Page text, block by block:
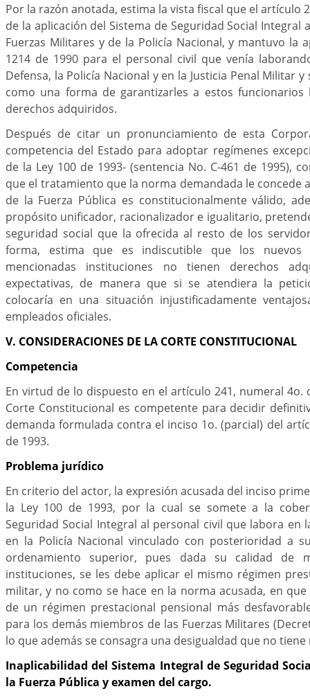
Por la razón anotada, estima la vista fiscal que el artículo
de la aplicación del Sistema de Seguridad Social Integral
Fuerzas Militares y de la Policía Nacional, y mantuvo la
1214 de 1990 para el personal civil que venía
Defensa, la Policía Nacional y en la Justicia Penal Militar
como una forma de garantizarles a estos
derechos adquiridos.
Después de citar un pronunciamiento de esta
competencia del Estado para adoptar regímenes
de la Ley 100 de 1993- (sentencia No. C-461 de 1995),
que el tratamiento que la norma demandada le concede
de la Fuerza Pública es constitucionalmente válido,
propósito unificador, racionalizador e igualitario,
seguridad social que la ofrecida al resto de los
forma, estima que es indiscutible que los nuevos
mencionadas instituciones no tienen derechos
expectativas, de manera que si se atendiera la
colocaría en una situación injustificadamente
empleados oficiales.
V. CONSIDERACIONES DE LA CORTE CONSTITUCIONAL
Competencia
En virtud de lo dispuesto en el artículo 241, numeral 4o.
Corte Constitucional es competente para decidir
demanda formulada contra el inciso 1o. (parcial) del
de 1993.
Problema jurídico
En criterio del actor, la expresión acusada del inciso
la Ley 100 de 1993, por la cual se somete a la
Seguridad Social Integral al personal civil que labora en
en la Policía Nacional vinculado con posterioridad a
ordenamiento superior, pues dada su calidad de
instituciones, se les debe aplicar el mismo régimen
militar, y no como se hace en la norma acusada, en
de un régimen prestacional pensional más
para los demás miembros de las Fuerzas Militares
lo que además se consagra una desigualdad que no
Inaplicabilidad del Sistema Integral de Seguridad
la Fuerza Pública y examen del cargo.